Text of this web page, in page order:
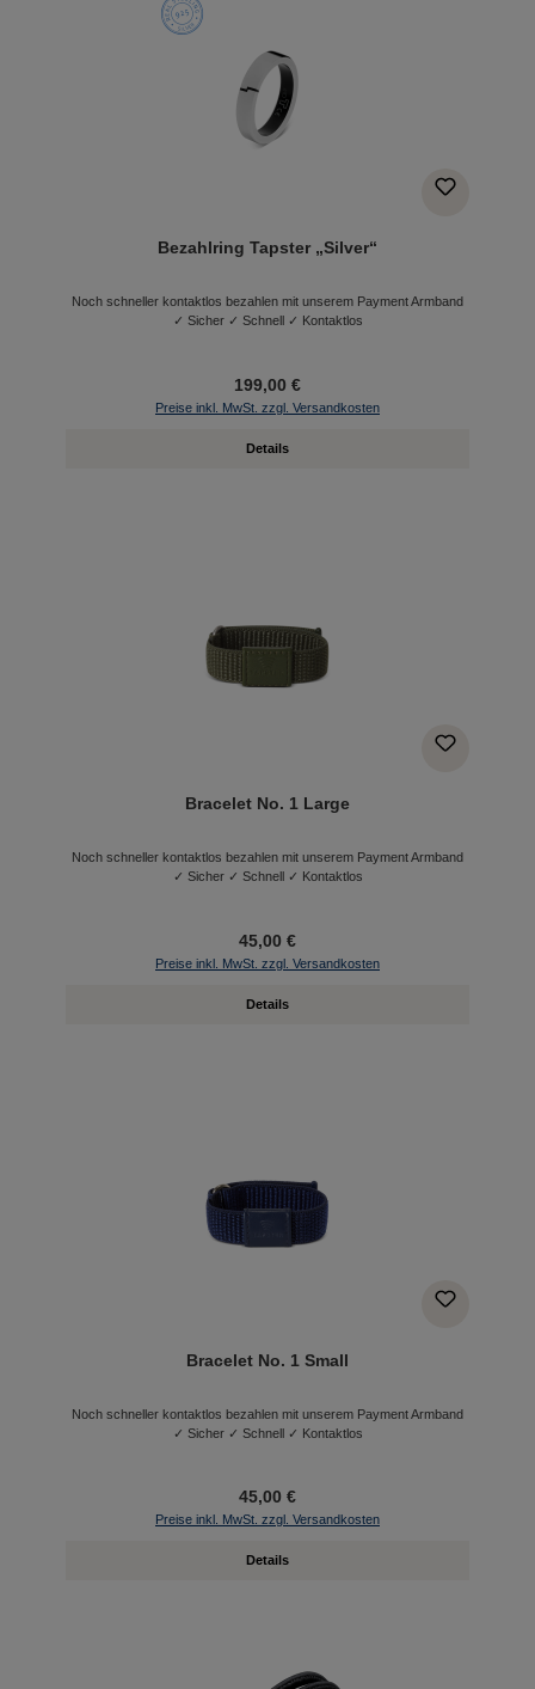
Bezahlring Tapster „Silver“
Noch schneller kontaktlos bezahlen mit unserem Payment Armband
✓ Sicher ✓ Schnell ✓ Kontaktlos
199,00 €
Preise inkl. MwSt. zzgl. Versandkosten
Details
Bracelet No. 1 Large
Noch schneller kontaktlos bezahlen mit unserem Payment Armband
✓ Sicher ✓ Schnell ✓ Kontaktlos
45,00 €
Preise inkl. MwSt. zzgl. Versandkosten
Details
Bracelet No. 1 Small
Noch schneller kontaktlos bezahlen mit unserem Payment Armband
✓ Sicher ✓ Schnell ✓ Kontaktlos
45,00 €
Preise inkl. MwSt. zzgl. Versandkosten
Details